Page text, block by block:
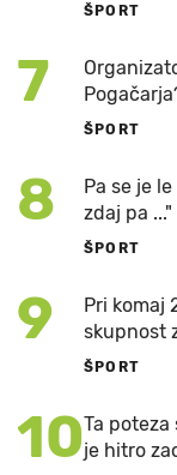
ŠPORT
7
ŠPORT
8
Pa se je
zdaj pa ..."
ŠPORT
9
Pri komaj
skupnost
ŠPORT
10Ta
je hitro